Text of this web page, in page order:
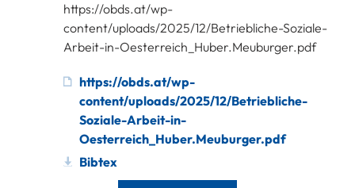
https://obds.at/wp-
content/uploads/2025/12/Betriebliche-Soziale-
Arbeit-in-Oesterreich_Huber.Meuburger.pdf
https://obds.at/wp-
content/uploads/2025/12/Betriebliche-
Soziale-Arbeit-in-
Oesterreich_Huber.Meuburger.pdf
Bibtex